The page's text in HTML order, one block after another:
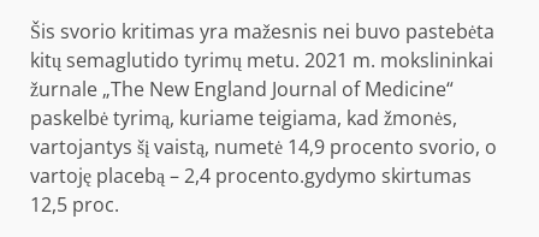
Šis svorio kritimas yra mažesnis nei buvo pastebėta
kitų semaglutido tyrimų metu. 2021 m. mokslininkai
žurnale „The New England Journal of Medicine“
paskelbė tyrimą, kuriame teigiama, kad žmonės,
vartojantys šį vaistą, numetė 14,9 procento svorio, o
vartoję placebą – 2,4 procento.gydymo skirtumas
12,5 proc.